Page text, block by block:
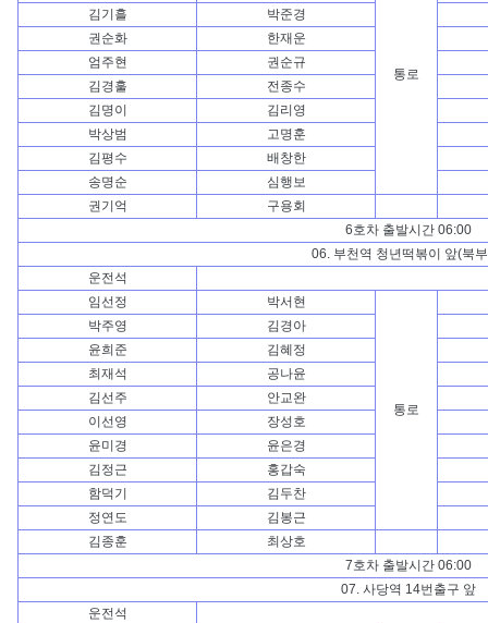
통로
김기흘
박준경
권순화
한재운
엄주현
권순규
김경훌
전종수
김명이
김리영
박상범
고명훈
김평수
배창한
송명순
심행보
권기억
구용회
6호차 출발시간 06:00
06. 부천역 청년떡볶이 앞(북
운전석
임선정
박서현
통로
박주영
김경아
윤희준
김혜정
최재석
공나윤
김선주
안교완
이선영
장성호
윤미경
윤은경
김정근
홍갑숙
함덕기
김두찬
정연도
김봉근
김종훈
최상호
7호차 출발시간 06:00
07. 사당역 14번출구 앞
운전석